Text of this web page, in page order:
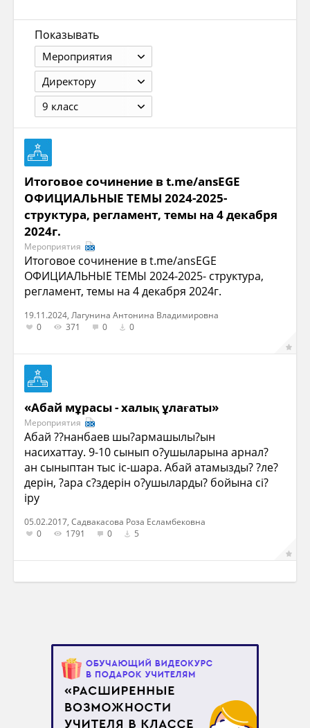
Показывать
Мероприятия
Директору
9 класс
Итоговое сочинение в t.me/ansEGE
ОФИЦИАЛЬНЫЕ ТЕМЫ 2024-2025-
структура, регламент, темы на 4 декабря
2024г.
Мероприятия
Итоговое сочинение в t.me/ansEGE
ОФИЦИАЛЬНЫЕ ТЕМЫ 2024-2025- структура,
регламент, темы на 4 декабря 2024г.
19.11.2024, Лагунина Антонина Владимировна
0
371 0 0
«Абай мұрасы - халық ұлағаты»
Мероприятия
Абай ??нанбаев шы?армашылы?ын
насихаттау. 9-10 сынып о?ушыларына арнал?
ан сыныптан тыс іс-шара. Абай атамызды? ?ле?
дерін, ?ара с?здерін о?ушыларды? бойына сі?
іру
05.02.2017, Садвакасова Роза Есламбековна
0
1791 0 5